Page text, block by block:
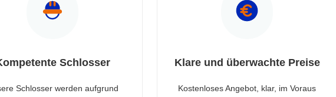
Schlosser
Schlosser werden aufgrund
Klare und überwachte Preise
Kostenloses Angebot, klar, im Voraus